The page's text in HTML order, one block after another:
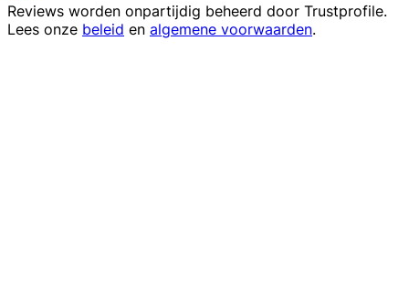
Reviews worden onpartijdig beheerd door Trustprofile.
Lees onze beleid en algemene voorwaarden.